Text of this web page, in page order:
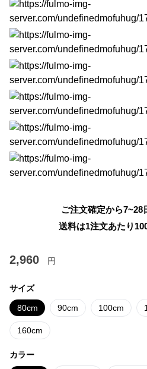
ご注文確定から7~28
送料は1注文あたり
2,960 円
サイズ
80cm 90cm 100cm
160cm
カラー